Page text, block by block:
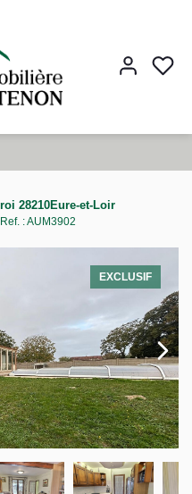
28210Eure-et-Loir
Ref. : AUM3902
EXCLUSIF